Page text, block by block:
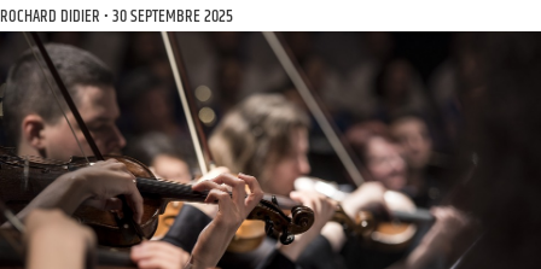
ROCHARD DIDIER 30 SEPTEMBRE 2025